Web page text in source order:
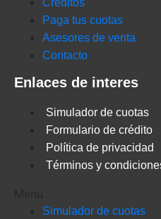
Créditos
Paga tus cuotas
Asesores de venta
Contacto
Enlaces de interes
Simulador de cuotas
Formulario de crédito
Política de privacidad
Términos y
Menu
Simulador de cuotas